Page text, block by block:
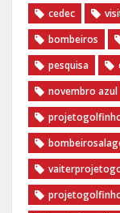
cedec
bombeiros
pesquisa
novembro azul